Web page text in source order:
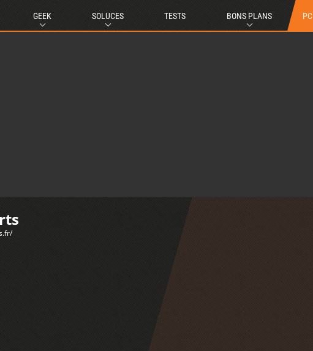
GEEK SOLUCES TESTS BONS PLANS PC